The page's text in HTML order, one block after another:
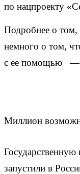
по нацпроекту
Подробнее о том,
немного о том,
с ее помощью —
Миллион
запустили в